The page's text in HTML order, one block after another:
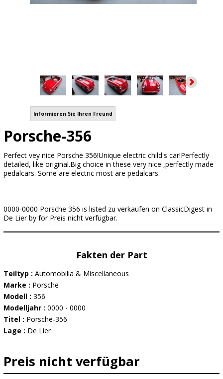
Informieren Sie Ihren Freund
Porsche-356
Perfect vey nice Porsche 356!Unique electric child's car!Perfectly
detailed, like original.Big choice in these very nice ,perfectly made
pedalcars. Some are electric most are pedalcars.
0000-0000 Porsche 356 is listed zu verkaufen on ClassicDigest in
De Lier by for Preis nicht verfügbar.
Fakten der Part
Teiltyp : Automobilia & Miscellaneous
Marke : Porsche
Modell : 356
Modelljahr : 0000 - 0000
Titel : Porsche-356
Lage : De Lier
Preis nicht verfügbar